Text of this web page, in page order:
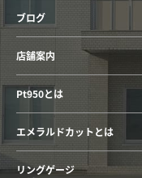
ブログ
店舗案内
Pt950とは
エメラルドカットとは
リングゲージ